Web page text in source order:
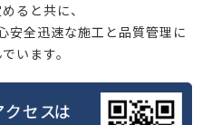
ると共に、
安全迅速な施工と品質管理に
います。